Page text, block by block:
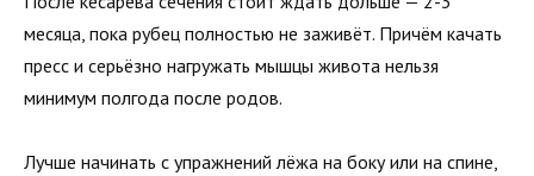
месяца, пока рубец полностью не заживёт. Причём качать
пресс и серьёзно нагружать мышцы живота нельзя
минимум полгода после родов.
Лучше начинать с упражнений лёжа на боку или на спине,